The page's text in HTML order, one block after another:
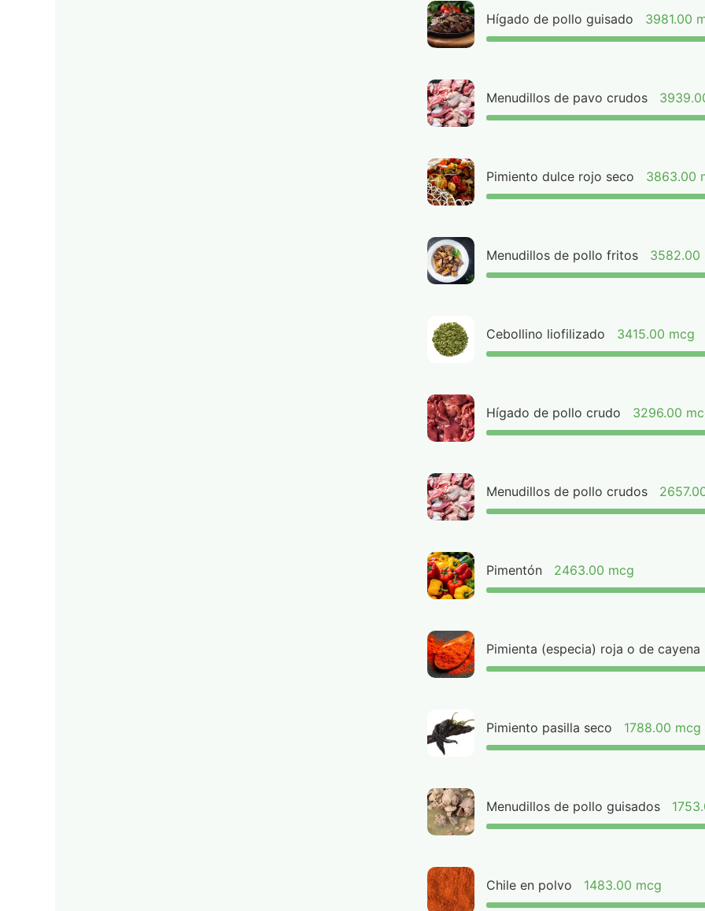
Hígado de pollo guisado 3981.00
Menudillos de pavo crudos
Pimiento dulce rojo seco 3863.00
Menudillos de pollo fritos 3582.00
Cebollino liofilizado 3415.00 mcg
Hígado de pollo crudo 3296.00
Menudillos de pollo crudos
Pimentón 2463.00 mcg
Pimienta (especia) roja o de cayena
Pimiento pasilla seco 1788.00 mcg
Menudillos de pollo guisados
Chile en polvo 1483.00 mcg